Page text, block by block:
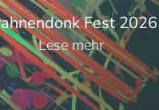
Fest 2026
Lese mehr